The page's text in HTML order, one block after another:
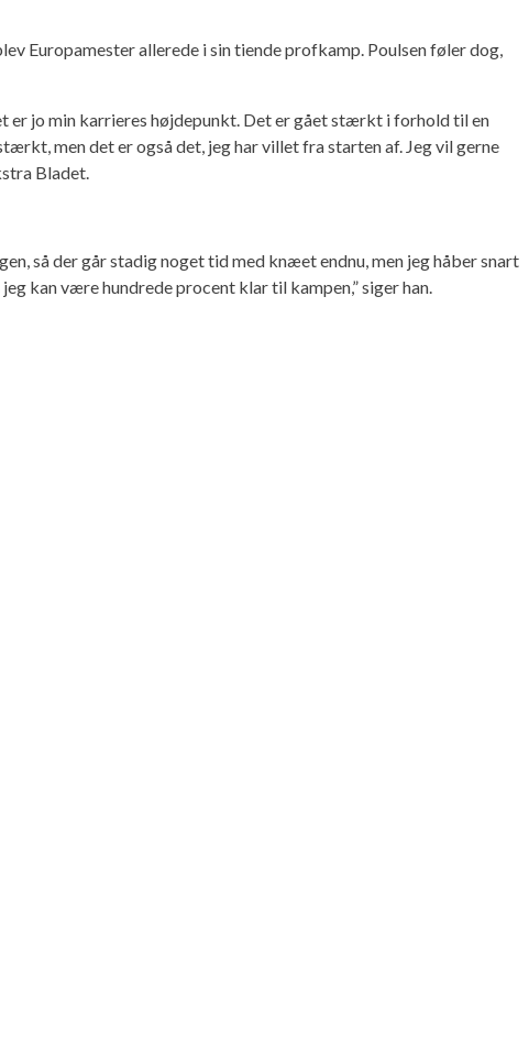
Europamester allerede i sin tiende profkamp. Poulsen føler dog,
er jo min karrieres højdepunkt. Det er gået stærkt i forhold til en
men det er også det, jeg har villet fra starten af. Jeg vil gerne
Bladet.
så der går stadig noget tid med knæet endnu, men jeg håber snart
kan være hundrede procent klar til kampen,” siger han.